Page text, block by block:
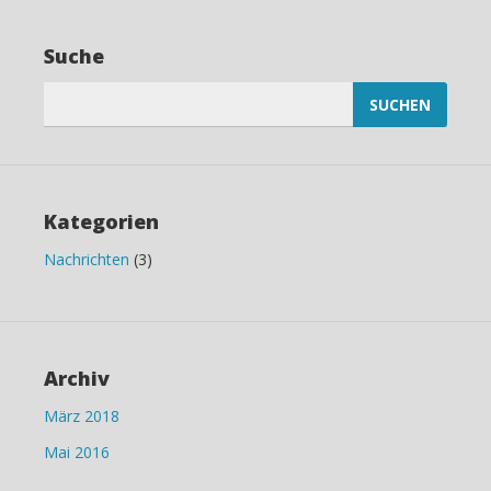
Suche
Kategorien
Nachrichten (3)
Archiv
März 2018
Mai 2016